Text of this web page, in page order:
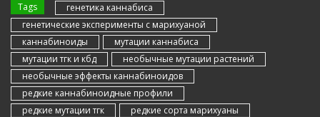
Tags
генетика каннабиса
генетические эксперименты с марихуаной
каннабиноиды
мутации каннабиса
мутации тгк и кбд
необычные мутации растений
необычные эффекты каннабиноидов
редкие каннабиноидные профили
редкие мутации тгк
редкие сорта марихуаны